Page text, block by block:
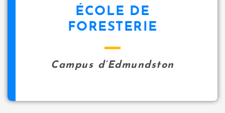
ÉCOLE DE
FORESTERIE
Campus d’Edmundston